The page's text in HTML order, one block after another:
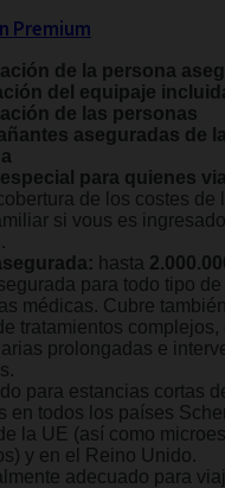
Premium
de la persona
del equipaje
de las personas
aseguradas de
para quienes
de los costes de
si vous es
hasta
para todo tipo de
médicas. Cubre
tratamientos complejos,
prolongadas e
para estancias cortas
en todos los países
la UE (así como
y en el Reino Unido.
adecuado para